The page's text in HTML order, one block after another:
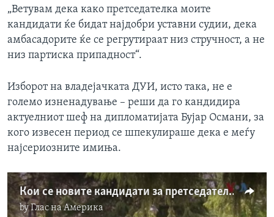
„Ветувам дека како претседателка моите
кандидати ќе бидат најдобри уставни судии, дека
амбасадорите ќе се регрутираат низ стручност, а не
низ партиска припадност“.
Изборот на владејачката ДУИ, исто така, не е
големо изненадување – реши да го кандидира
актуелниот шеф на дипломатијата Бујар Османи, за
кого извесен период се шпекулираше дека е меѓу
најсериозните имиња.
Кои се новите кандидати за претседател на државата?
byГлас на Америка